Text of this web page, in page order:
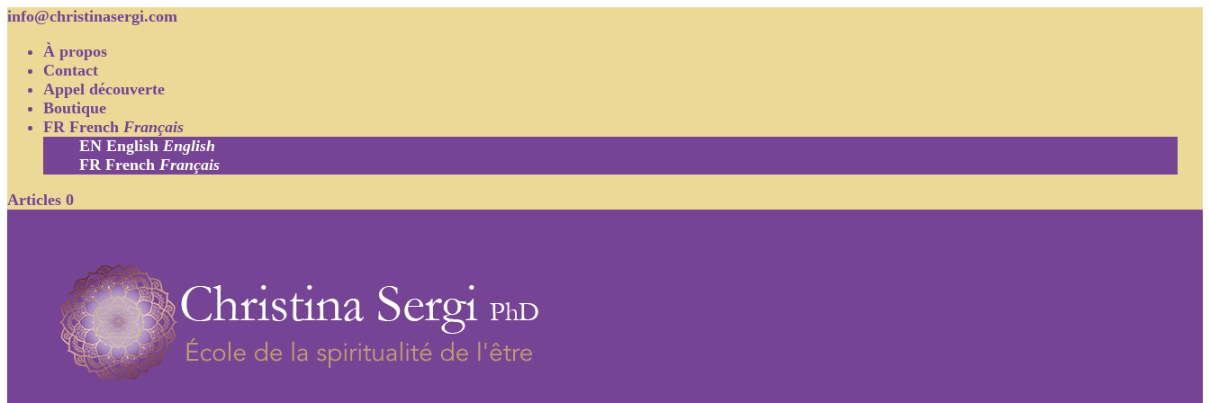
info@christinasergi.com
À propos
Contact
Appel découverte
Boutique
FR French Français
EN English English
FR French Français
Articles 0